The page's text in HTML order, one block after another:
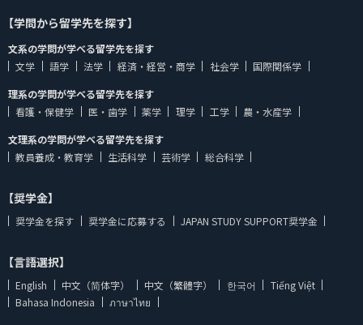
【学問から留学先を探す】
文系の学問が学べる留学先を探す
文学
語学 法学 経済・経営・商学 社会学
国際関係学
理系の学問が学べる留学先を探す
看護・保健学
医・歯学 薬学 理学 工学
農・水産学
文理系の学問が学べる留学先を探す
教員養成・教育学
生活科学 芸術学 総合科学
【奨学金】
奨学金を探す 奨学金に応募する JAPAN STUDY SUPPORT奨学金
【言語選択】
English 中文（简体字） 中文（繁體字） 한국어
Tiếng Việt
Bahasa Indonesia
ภาษาไทย